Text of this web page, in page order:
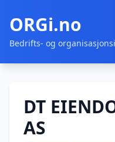
ORGi.no
Bedrifts- og
DT
AS